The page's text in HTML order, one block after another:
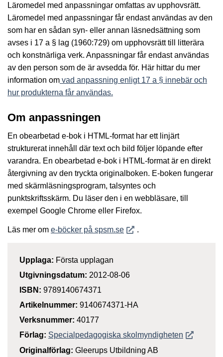
Läromedel med anpassningar omfattas av upphovsrätt.
Läromedel med anpassningar får endast användas av den
som har en sådan syn- eller annan läsnedsättning som
avses i 17 a § lag (1960:729) om upphovsrätt till litterära
och konstnärliga verk. Anpassningar får endast användas
av den person som de är avsedda för. Här hittar du mer
information om vad anpassning enligt 17 a § innebär och
hur produkterna får användas.
Om anpassningen
En obearbetad e-bok i HTML-format har ett linjärt
strukturerat innehåll där text och bild följer löpande efter
varandra. En obearbetad e-bok i HTML-format är en direkt
återgivning av den tryckta originalboken. E-boken fungerar
med skärmläsningsprogram, talsyntes och
punktskriftsskärm. Du läser den i en webbläsare, till
exempel Google Chrome eller Firefox.
Läs mer om e-böcker på spsm.seÖppnas i nytt fönster
.
Upplaga: Första upplagan
Utgivningsdatum: 2012-08-06
ISBN: 9789140674371
Artikelnummer: 9140674371-HA
Verksnummer: 40177
Förlag: Specialpedagogiska skolmyndigheten Öppnas i
Originalförlag: Gleerups Utbildning AB